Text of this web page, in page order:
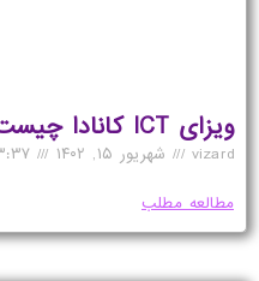
ویزای ICT کانادا چیست؟
vizard شهریور ۱۵, ۱۴۰۲ ۳:۳۷ ب.ظ
مطالعه مطلب